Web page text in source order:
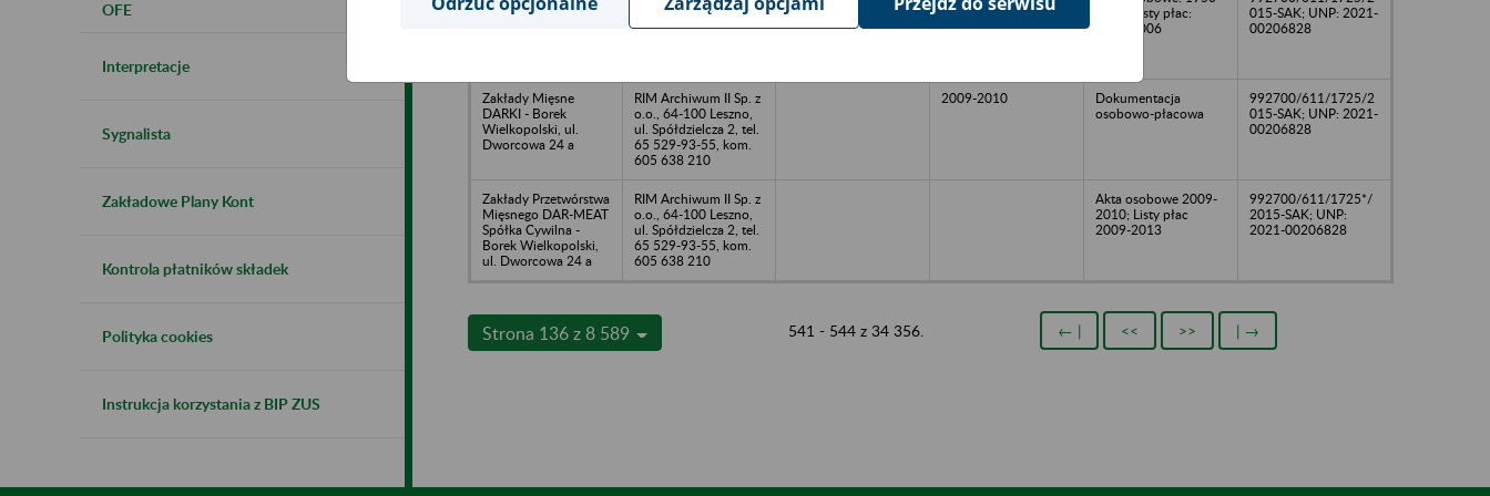
OFE
Interpretacje
Sygnalista
Zakładowe Plany Kont
Kontrola płatników składek
Polityka cookies
Instrukcja korzystania z BIP ZUS
Spółdzielnia Pracy
o.o., 64-100 Leszno,
ul. Spółdzielcza 2, tel.
2005; Listy płac:
1975-2006
015-SAK; UNP: 2021-
00206828
Zakłady Mięsne
DARKI - Borek
Wielkopolski, ul.
Dworcowa 24 a
RIM Archiwum II Sp. z
o.o., 64-100 Leszno,
ul. Spółdzielcza 2, tel.
65 529-93-55, kom.
605 638 210
2009-2010
Dokumentacja
osobowo-płacowa
992700/611/1725/2
015-SAK; UNP: 2021-
00206828
Zakłady Przetwórstwa
Mięsnego DAR-MEAT
Spółka Cywilna -
Borek Wielkopolski,
ul. Dworcowa 24 a
RIM Archiwum II Sp. z
o.o., 64-100 Leszno,
ul. Spółdzielcza 2, tel.
65 529-93-55, kom.
605 638 210
Akta osobowe 2009-
2010; Listy płac
2009-2013
992700/611/1725*/
2015-SAK; UNP:
2021-00206828
Strona 136 z 8 589 541 - 544 z 34 356. ← | << >> | →